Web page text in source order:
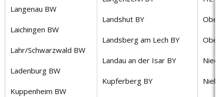
Langenau BW
Laichingen BW
Lahr/Schwarzwald BW
Ladenburg BW
Kuppenheim BW
Landshut BY
Landsberg am Lech BY
Landau an der Isar BY
Kupferberg BY